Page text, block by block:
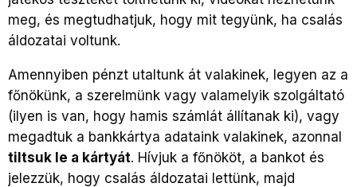
meg, és megtudhatjuk, hogy mit tegyünk, ha csalás
áldozatai voltunk.
Amennyiben pénzt utaltunk át valakinek, legyen az a
főnökünk, a szerelmünk vagy valamelyik szolgáltató
(ilyen is van, hogy hamis számlát állítanak ki), vagy
megadtuk a bankkártya adataink valakinek, azonnal
tiltsuk le a kártyát. Hívjuk a főnököt, a bankot és
jelezzük, hogy csalás áldozatai lettünk, majd